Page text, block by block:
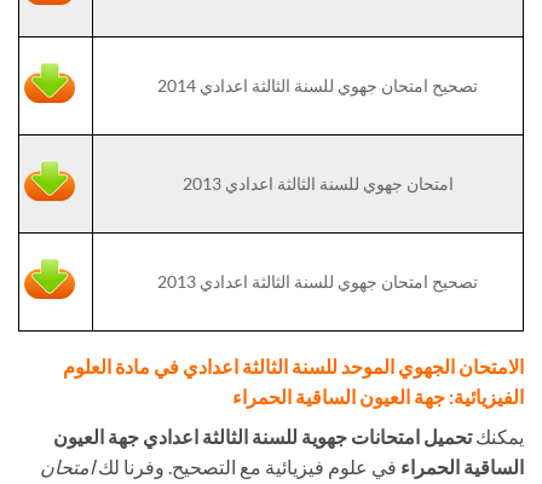
تصحيح امتحان جهوي للسنة الثالثة اعدادي 2014
امتحان جهوي للسنة الثالثة اعدادي 2013
تصحيح امتحان جهوي للسنة الثالثة اعدادي 2013
الامتحان الجهوي الموحد للسنة الثالثة اعدادي في مادة العلوم
الفيزيائية: جهة العيون الساقية الحمراء
يمكنكتحميل امتحانات جهوية للسنة الثالثة اعدادي جهة العيون
الساقية الحمراء في علوم فيزيائية مع التصحيح. وفرنا لكامتحان